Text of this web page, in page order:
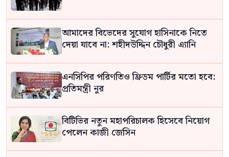
আমাদের বিভেদের সুযোগ হাসিনাকে নিতে
দেয়া যাবে না: শহীদউদ্দিন চৌধুরী এ্যানি
এনসিপির পরিণতিও ফ্রিডম পার্টির মতো হবে:
প্রতিমন্ত্রী নুর
বিটিভির নতুন মহাপরিচালক হিসেবে নিয়োগ
পেলেন কাজী জেসিন